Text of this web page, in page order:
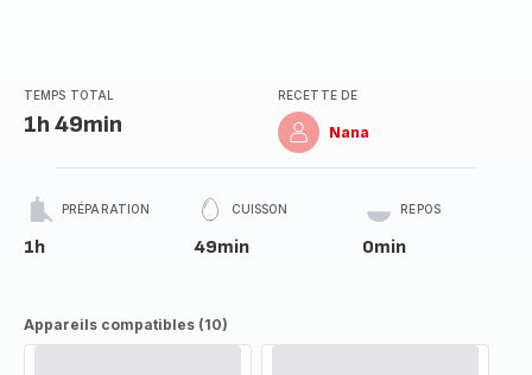
TEMPS TOTAL
1h 49min
RECETTE DE
Nana
PRÉPARATION
1h
CUISSON
49min
REPOS
0min
Appareils compatibles (10)